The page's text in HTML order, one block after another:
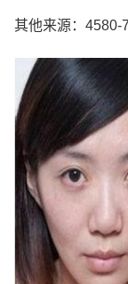
其他来源：4580-